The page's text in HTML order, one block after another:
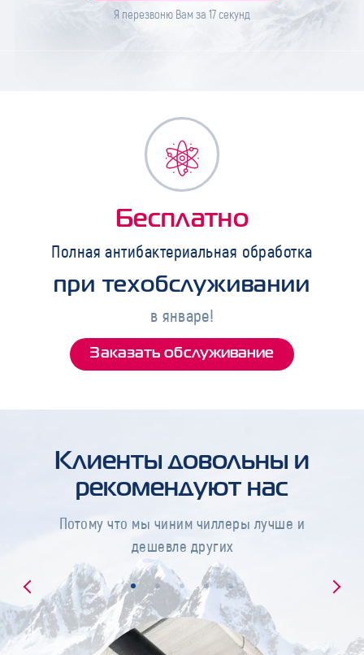
Я перезвоню Вам за 17секунд
Бесплатно
Полная антибактериальная обработка
при техобслуживании
в январе!
Заказать обслуживание
Клиенты довольны и
рекомендуют нас
Потому что мы чиним чиллеры лучше и
дешевле других